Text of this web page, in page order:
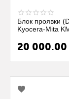
Блок проявки
Kyocera-Mita
20 000.00